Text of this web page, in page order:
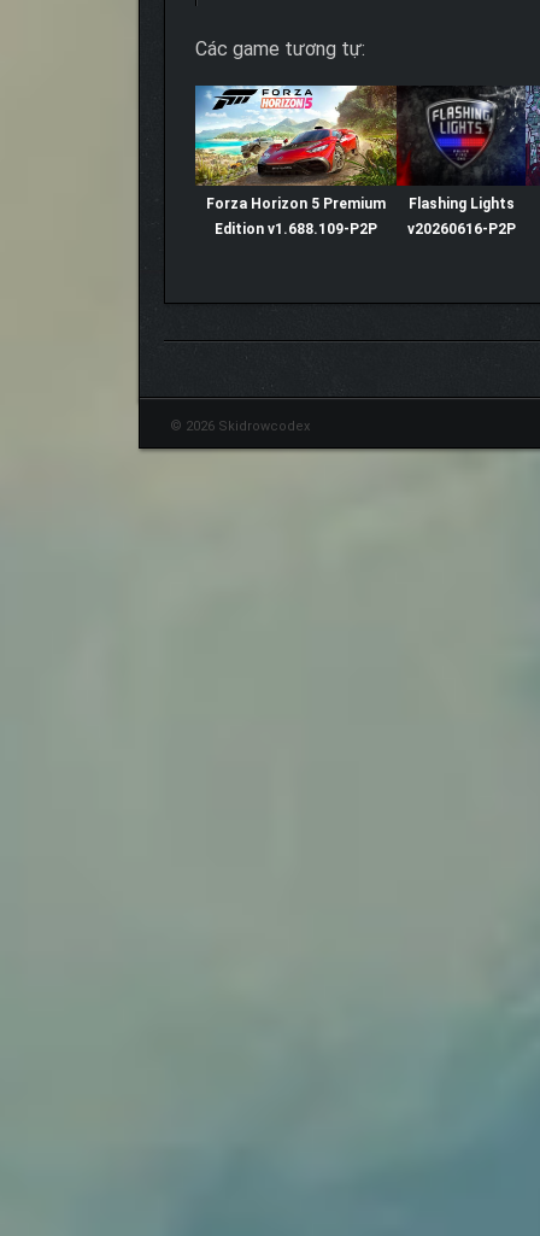
Các game tương tự:
Forza Horizon 5 Premium
Edition v1.688.109-P2P
Flashing Lights
v20260616-P2P
© 2026 Skidrowcodex